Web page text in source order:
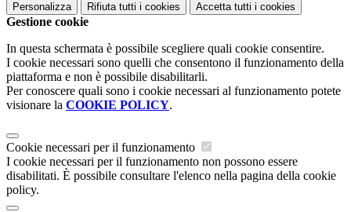
Personalizza Rifiuta tutti i cookies Accetta tutti i cookies
Gestione cookie
In questa schermata è possibile scegliere quali cookie consentire.
I cookie necessari sono quelli che consentono il funzionamento della
piattaforma e non è possibile disabilitarli.
Per conoscere quali sono i cookie necessari al funzionamento potete
visionare la COOKIE POLICY.
Cookie necessari per il funzionamento
I cookie necessari per il funzionamento non possono essere
disabilitati. È possibile consultare l'elenco nella pagina della cookie
policy.